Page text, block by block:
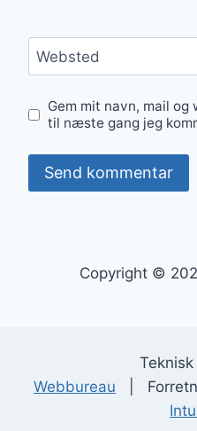
Websted
Gem mit navn, mail
til næste gang jeg
Copyright ©
Webbureau |